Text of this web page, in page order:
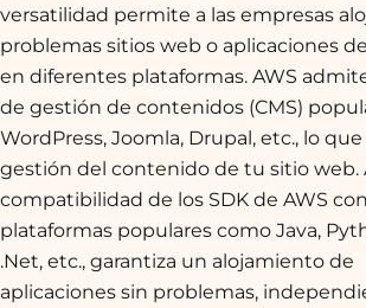
versatilidad permite a las empresas
problemas sitios web o aplicaciones
en diferentes plataformas. AWS
de gestión de contenidos (CMS)
WordPress, Joomla, Drupal, etc., lo
gestión del contenido de tu sitio web.
compatibilidad de los SDK de AWS con
plataformas populares como Java,
.Net, etc., garantiza un alojamiento de
aplicaciones sin problemas,